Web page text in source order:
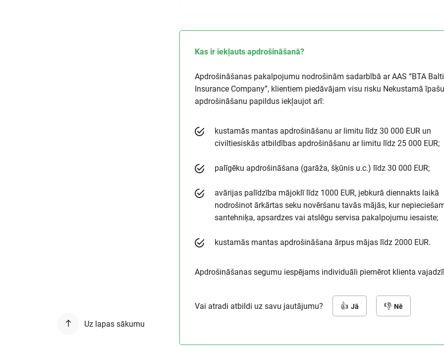
Kas ir iekļauts apdrošināšanā?
Apdrošināšanas pakalpojumu nodrošinām sadarbībā ar AAS “BTA
Insurance Company”, klientiem piedāvājam visu risku Nekustamā
apdrošināšanu papildus iekļaujot arī:
kustamās mantas apdrošināšanu ar limitu līdz 30 000 EUR un
civiltiesiskās atbildības apdrošināšanu ar limitu līdz 25 000 EUR;
palīgēku apdrošināšana (garāža, šķūnis u.c.) līdz 30 000 EUR;
avārijas palīdzība mājoklī līdz 1000 EUR, jebkurā diennakts laikā
nodrošinot ārkārtas seku novēršanu tavās mājās, kur
santehniķa, apsardzes vai atslēgu servisa pakalpojumu iesaiste;
kustamās mantas apdrošināšana ārpus mājas līdz 2000 EUR.
Apdrošināšanas segumu iespējams individuāli piemērot klienta
Vai atradi atbildi uz savu jautājumu? Jā Nē
Uz lapas sākumu